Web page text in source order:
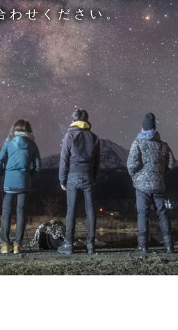
わせください。